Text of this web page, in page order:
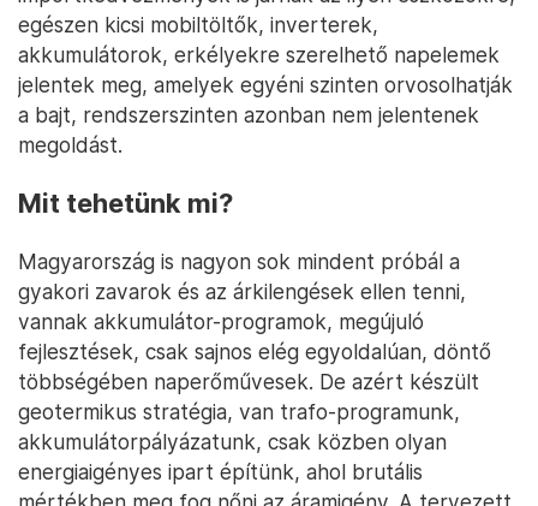
egészen kicsi mobiltöltők, inverterek,
akkumulátorok, erkélyekre szerelhető napelemek
jelentek meg, amelyek egyéni szinten orvosolhatják
a bajt, rendszerszinten azonban nem jelentenek
megoldást.
Mit tehetünk mi?
Magyarország is nagyon sok mindent próbál a
gyakori zavarok és az árkilengések ellen tenni,
vannak akkumulátor-programok, megújuló
fejlesztések, csak sajnos elég egyoldalúan, döntő
többségében naperőművesek. De azért készült
geotermikus stratégia, van trafo-programunk,
akkumulátorpályázatunk, csak közben olyan
energiaigényes ipart építünk, ahol brutális